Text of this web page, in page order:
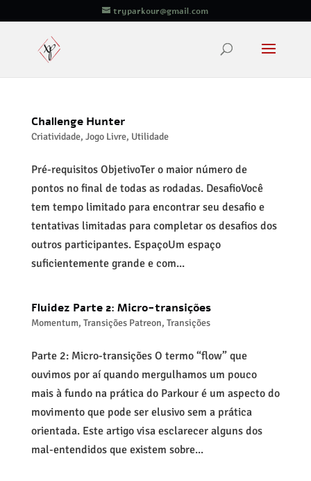
tryparkour@gmail.com
Challenge Hunter
Criatividade, Jogo Livre, Utilidade
Pré-requisitos ObjetivoTer o maior número de
pontos no final de todas as rodadas. DesafioVocê
tem tempo limitado para encontrar seu desafio e
tentativas limitadas para completar os desafios dos
outros participantes. EspaçoUm espaço
suficientemente grande e com...
Fluidez Parte 2: Micro-transições
Momentum, Transições Patreon, Transições
Parte 2: Micro-transições O termo “flow” que
ouvimos por aí quando mergulhamos um pouco
mais à fundo na prática do Parkour é um aspecto do
movimento que pode ser elusivo sem a prática
orientada. Este artigo visa esclarecer alguns dos
mal-entendidos que existem sobre...